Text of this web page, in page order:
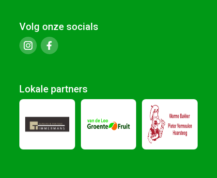
Volg onze socials
Lokale partners